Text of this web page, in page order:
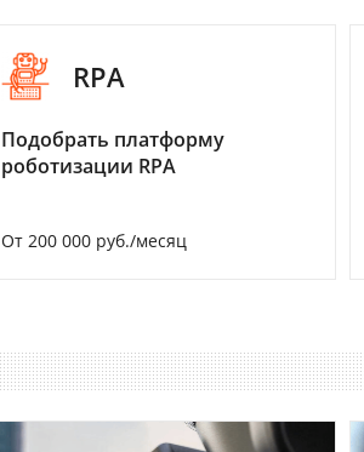
RPA
Подобрать платформу
роботизации RPA
От 200 000 руб./месяц